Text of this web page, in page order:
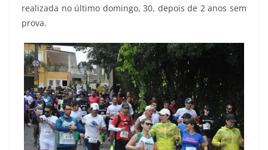
realizada no último domingo, 30, depois de 2 anos sem
prova.